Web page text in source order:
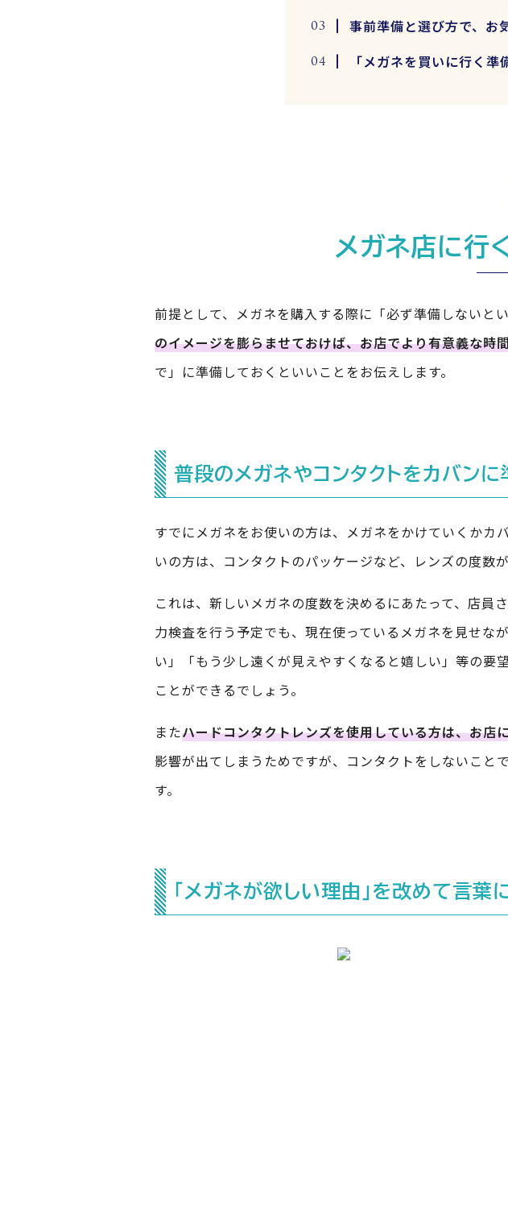
事前準備と選び方で、お
「メガネを買いに行く
メガネ店に行
前提として、メガネを購入する際に「必ず準備しないと
のイメージを膨らませておけば、お店でより有意義な時
で」に準備しておくといいことをお伝えします。
普段のメガネやコンタクトをカバンに
すでにメガネをお使いの方は、メガネをかけていくか
いの方は、コンタクトのパッケージなど、レンズの度数
これは、新しいメガネの度数を決めるにあたって、店
力検査を行う予定でも、現在使っているメガネを見せな
い」「もう少し遠くが見えやすくなると嬉しい」等の
ことができるでしょう。
またハードコンタクトレンズを使用している方は、お店
影響が出てしまうためですが、コンタクトをしないこと
す。
「メガネが欲しい理由」を改めて言葉